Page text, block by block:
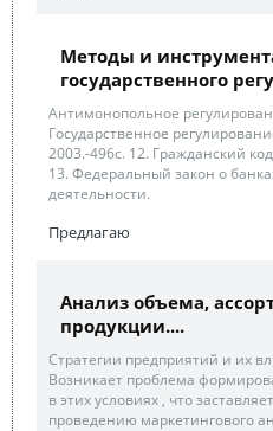
Методы и
государственного
Антимонопольное
Государственное
2003.-496с. 12. Гражданский
13. Федеральный закон о
деятельности.
Предлагаю
Анализ объема,
продукции....
Стратегии предприятий и их
Возникает проблема
в этих условиях , что
проведению маркетингового